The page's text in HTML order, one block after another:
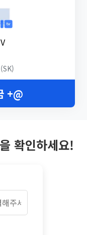
(SK)
+@
을 확인하세요!